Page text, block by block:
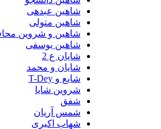
شاهین عبدهی
شاهین متولی
شاهین و شروین محافظت کار
شاهین یوسفی
شایان ع 2
شایان و محمد
شایع و T-Dey
شروین شایا
شمس آریان
شهاب اکبری